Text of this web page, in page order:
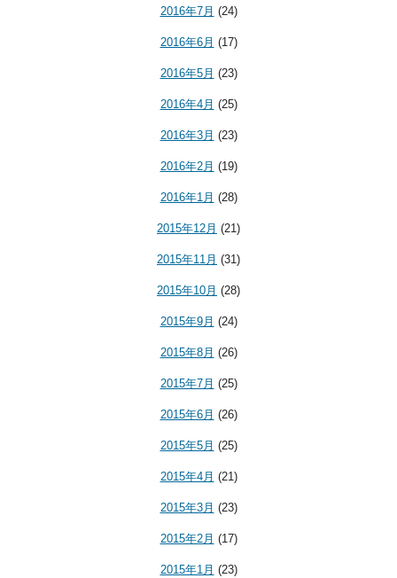
2016年7月 (24)
2016年6月 (17)
2016年5月 (23)
2016年4月 (25)
2016年3月 (23)
2016年2月 (19)
2016年1月 (28)
2015年12月 (21)
2015年11月 (31)
2015年10月 (28)
2015年9月 (24)
2015年8月 (26)
2015年7月 (25)
2015年6月 (26)
2015年5月 (25)
2015年4月 (21)
2015年3月 (23)
2015年2月 (17)
2015年1月 (23)